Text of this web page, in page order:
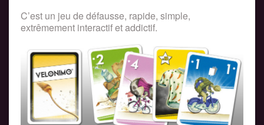
C’est un jeu de défausse, rapide, simple,
extrêmement interactif et addictif.